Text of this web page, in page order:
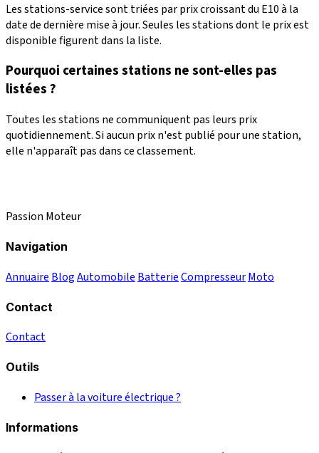
Les stations-service sont triées par prix croissant du E10 à la
date de dernière mise à jour. Seules les stations dont le prix est
disponible figurent dans la liste.
Pourquoi certaines stations ne sont-elles pas
listées ?
Toutes les stations ne communiquent pas leurs prix
quotidiennement. Si aucun prix n'est publié pour une station,
elle n'apparaît pas dans ce classement.
Passion Moteur
Navigation
Annuaire BlogAutomobile BatterieCompresseurMoto
Contact
Contact
Outils
Passer à la voiture électrique ?
Informations